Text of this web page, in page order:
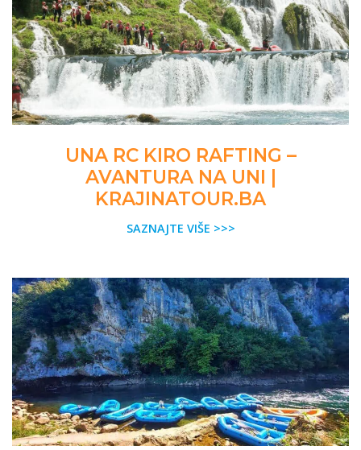
UNA RC KIRO RAFTING –
AVANTURA NA UNI |
KRAJINATOUR.BA
SAZNAJTE VIŠE >>>